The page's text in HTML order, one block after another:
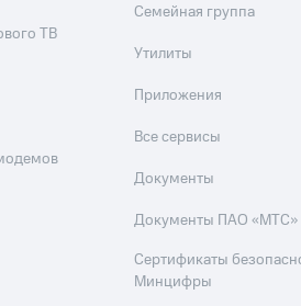
ТВ
Семейная группа
Утилиты
Приложения
Все сервисы
Документы
Документы ПАО «МТС»
Сертификаты
Минцифры